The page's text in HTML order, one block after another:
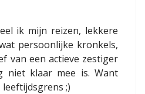
ik mijn reizen, lekkere
persoonlijke kronkels,
van een actieve zestiger
niet klaar mee is. Want
;)